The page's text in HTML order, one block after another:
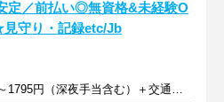
定／前払い◎無資格&未経験O
守り・記録etc/Jb
時給1731～1795円（深夜手当含む）＋交通費支給